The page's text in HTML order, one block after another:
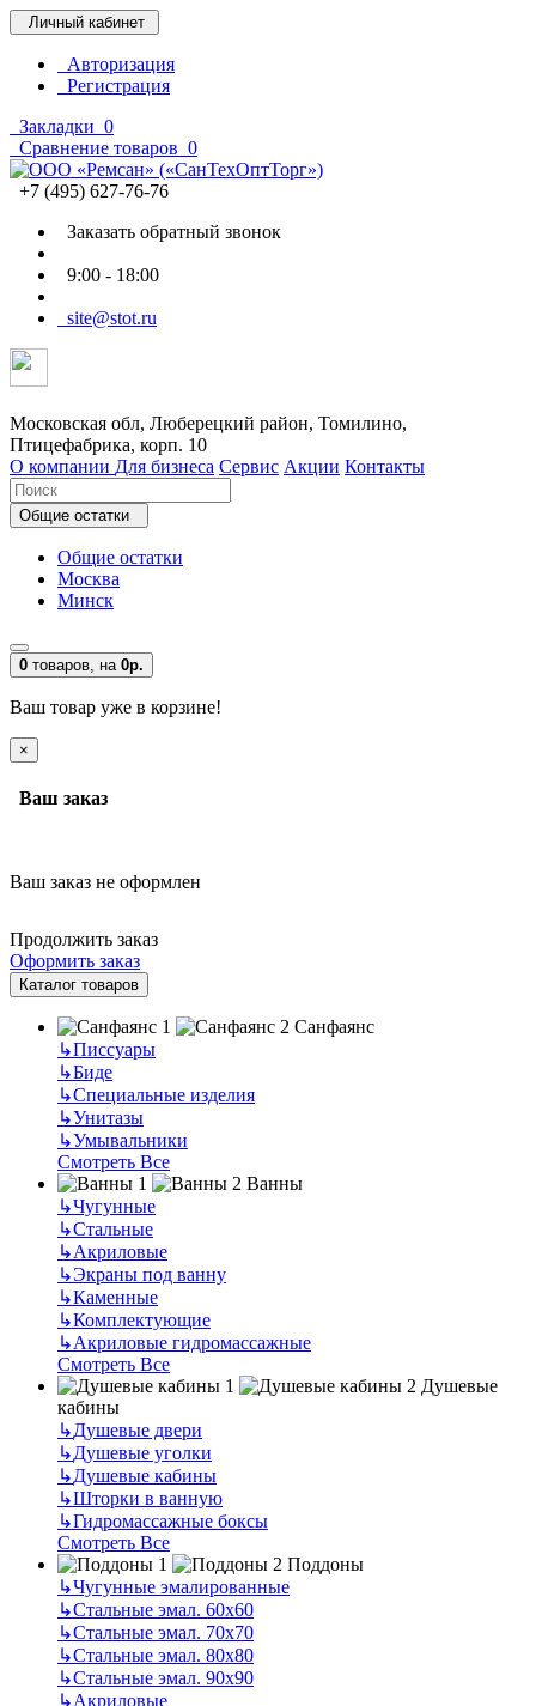
Личный кабинет
Авторизация
Регистрация
Закладки 0
Сравнение товаров 0
+7 (495) 627-76-76
Заказать обратный звонок
9:00 - 18:00
site@stot.ru
Московская обл, Люберецкий район, Томилино,
Птицефабрика, корп. 10
О компании Для бизнеса Сервис Акции Контакты
Общие остатки
Общие остатки
Москва
Минск
0 товаров, на 0р.
Ваш товар уже в корзине!
×
Ваш заказ
Ваш заказ не оформлен
Продолжить заказ
Оформить заказ
Каталог товаров
Санфаянс
↳Писсуары
↳Биде
↳Специальные изделия
↳Унитазы
↳Умывальники
Смотреть Все
Ванны
↳Чугунные
↳Стальные
↳Акриловые
↳Экраны под ванну
↳Каменные
↳Комплектующие
↳Акриловые гидромассажные
Смотреть Все
Душевые
кабины
↳Душевые двери
↳Душевые уголки
↳Душевые кабины
↳Шторки в ванную
↳Гидромассажные боксы
Смотреть Все
Поддоны
↳Чугунные эмалированные
↳Стальные эмал. 60х60
↳Стальные эмал. 70х70
↳Стальные эмал. 80х80
↳Стальные эмал. 90х90
↳Акриловые